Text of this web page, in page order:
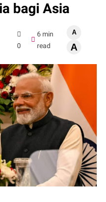
bagi Asia
0
6 min
read
A
A